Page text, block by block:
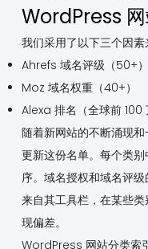
WordPress
我们采用了以下三个因素
Ahrefs 域名评级（50+）
Moz 域名权重（40+）
Alexa 排名（全球前 100
随着新网站的不断涌现
更新这份名单。每个类
序。域名授权和域名评
来自其工具栏，在某些
现偏差。
WordPress 网站分类索